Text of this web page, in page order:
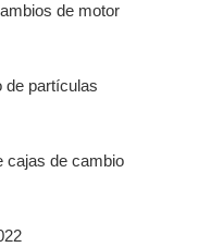
de motor
de partículas
cajas de cambio